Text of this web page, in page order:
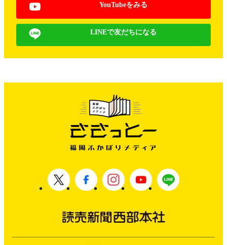
YouTubeをみる
LINEで友だちになる